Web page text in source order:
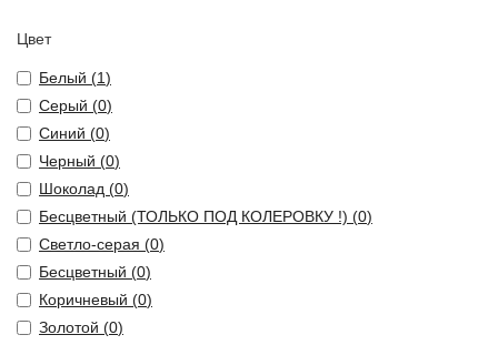
Цвет
Белый (1)
Серый (0)
Синий (0)
Черный (0)
Шоколад (0)
Бесцветный (ТОЛЬКО ПОД КОЛЕРОВКУ !) (0)
Светло-серая (0)
Бесцветный (0)
Коричневый (0)
Золотой (0)